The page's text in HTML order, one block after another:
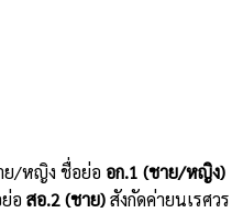
ย/หญิง ชื่อย่อ อก.1 (ชาย/หญิง)
อ สอ.2 (ชาย)สังกัดค่ายนเรศวร